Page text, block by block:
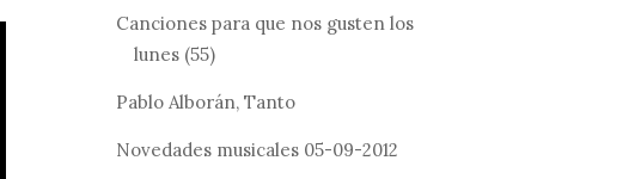
Canciones para que nos gusten los
lunes (55)
Pablo Alborán, Tanto
Novedades musicales 05-09-2012